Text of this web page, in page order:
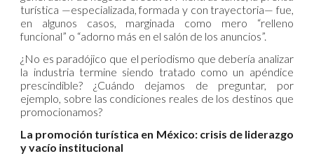
turística —especializada, formada y con trayectoria— fue,
en algunos casos, marginada como mero “relleno
funcional” o “adorno más en el salón de los anuncios”.
¿No es paradójico que el periodismo que debería analizar
la industria termine siendo tratado como un apéndice
prescindible? ¿Cuándo dejamos de preguntar, por
ejemplo, sobre las condiciones reales de los destinos que
promocionamos?
La promoción turística en México: crisis de liderazgo
y vacío institucional